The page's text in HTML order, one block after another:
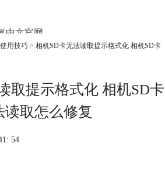
中文官网
使用技巧 > 相机SD卡无法读取提示格式化 相机SD卡
取提示格式化 相机SD卡
读取怎么修复
54